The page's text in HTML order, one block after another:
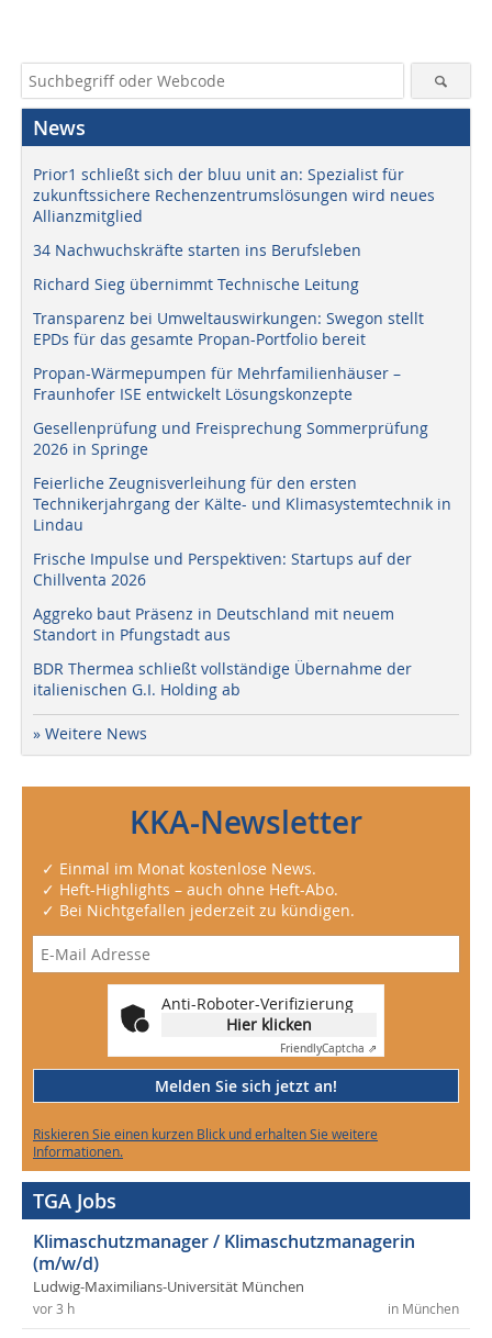
News
Prior1 schließt sich der bluu unit an: Spezialist für
zukunftssichere Rechenzentrumslösungen wird neues
Allianzmitglied
34 Nachwuchskräfte starten ins Berufsleben
Richard Sieg übernimmt Technische Leitung
Transparenz bei Umweltauswirkungen: Swegon stellt
EPDs für das gesamte Propan-Portfolio bereit
Propan-Wärmepumpen für Mehrfamilienhäuser –
Fraunhofer ISE entwickelt Lösungskonzepte
Gesellenprüfung und Freisprechung Sommerprüfung
2026 in Springe
Feierliche Zeugnisverleihung für den ersten
Technikerjahrgang der Kälte- und Klimasystemtechnik in
Lindau
Frische Impulse und Perspektiven: Startups auf der
Chillventa 2026
Aggreko baut Präsenz in Deutschland mit neuem
Standort in Pfungstadt aus
BDR Thermea schließt vollständige Übernahme der
italienischen G.I. Holding ab
» Weitere News
KKA-Newsletter
✓ Einmal im Monat kostenlose News.
✓ Heft-Highlights – auch ohne Heft-Abo.
✓ Bei Nichtgefallen jederzeit zu kündigen.
Anti-Roboter-Verifizierung
Hier klicken
FriendlyCaptcha ⇗
Melden Sie sich jetzt an!
Riskieren Sie einen kurzen Blick und erhalten Sie weitere
Informationen.
TGA Jobs
Klimaschutzmanager / Klimaschutzmanagerin
(m/w/d)
Ludwig-Maximilians-Universität München
in München
vor 3 h